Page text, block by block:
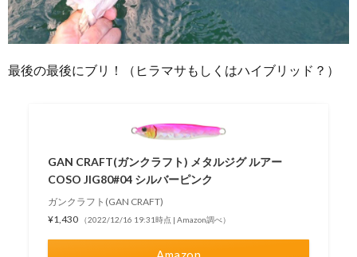
最後の最後にブリ！（ヒラマサもしくはハイブリッド？）
GAN CRAFT(ガンクラフト) メタルジグ ルアー
COSO JIG80#04 シルバーピンク
ガンクラフト(GAN CRAFT)
¥1,430
（2022/12/16 19:31時点 | Amazon調べ）